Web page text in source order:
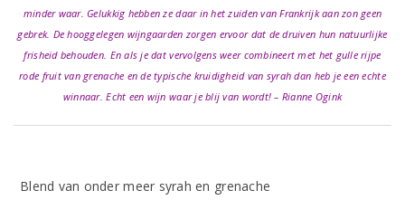
minder waar. Gelukkig hebben ze daar in het zuiden van Frankrijk aan zon geen
gebrek. De hooggelegen wijngaarden zorgen ervoor dat de druiven hun natuurlijke
frisheid behouden. En als je dat vervolgens weer combineert met het gulle rijpe
rode fruit van grenache en de typische kruidigheid van syrah dan heb je een echte
winnaar. Echt een wijn waar je blij van wordt! – Rianne Ogink
Blend van onder meer syrah en grenache